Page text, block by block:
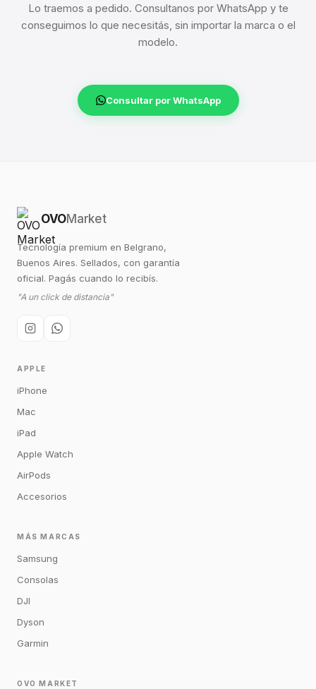
Lo traemos a pedido. Consultanos por WhatsApp y te
conseguimos lo que necesitás, sin importar la marca o el
modelo.
Consultar por WhatsApp
OVOMarket
Tecnología premium en Belgrano,
Buenos Aires. Sellados, con garantía
oficial. Pagás cuando lo recibís.
"A un click de distancia"
APPLE
iPhone
Mac
iPad
Apple Watch
AirPods
Accesorios
MÁS MARCAS
Samsung
Consolas
DJI
Dyson
Garmin
OVO MARKET